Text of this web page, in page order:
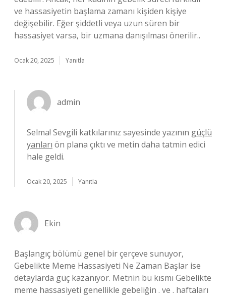
ve hassasiyetin başlama zamanı kişiden kişiye
değişebilir. Eğer şiddetli veya uzun süren bir
hassasiyet varsa, bir uzmana danışılması önerilir..
Ocak 20, 2025 Yanıtla
admin
Selma! Sevgili katkılarınız sayesinde yazının güçlü
yanları ön plana çıktı ve metin daha tatmin edici
hale geldi.
Ocak 20, 2025 Yanıtla
Ekin
Başlangıç bölümü genel bir çerçeve sunuyor,
Gebelikte Meme Hassasiyeti Ne Zaman Başlar ise
detaylarda güç kazanıyor. Metnin bu kısmı Gebelikte
meme hassasiyeti genellikle gebeliğin . ve . haftaları